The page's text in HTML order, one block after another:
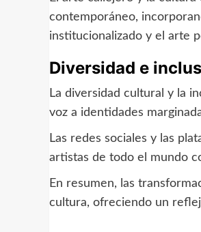
contemporáneo,
institucionalizado y el arte
Diversidad e
La diversidad cultural y la
voz a identidades
Las redes sociales y las
artistas de todo el mundo
En resumen, las
cultura, ofreciendo un